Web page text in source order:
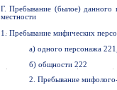
Г. Пребывание (былое) данного
местности
1. Пребывание мифических
а) одного персонажа
б) общности 222
2. Пребывание